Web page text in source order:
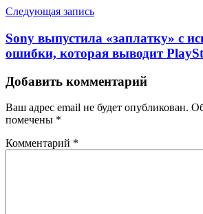
Следующая запись
Sony выпустила «заплатку» с
ошибки, которая выводит
Добавить комментарий
Ваш адрес email не будет опубликован.
помечены *
Комментарий *